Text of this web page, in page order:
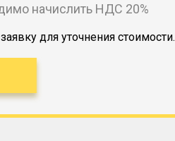
начислить НДС 20%
для уточнения стоимости.